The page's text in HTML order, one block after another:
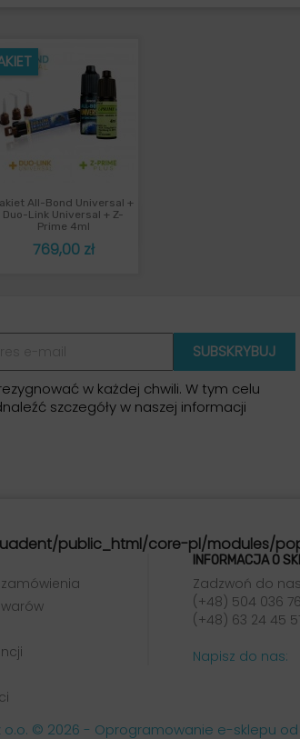
All-Bond Universal +
Duo-Link Universal + Z-
Prime 4ml
Cena
769,00 zł
Szybki podgląd
w każdej chwili. W tym celu
szczegóły w naszej informacji
public_html/core-pl/modules/
INFORMACJA O
Zadzwoń do
(+48) 504 036
(+48) 63 24 45
Napisz do nas:
o.o. © 2026 - Oprogramowanie e-sklepu